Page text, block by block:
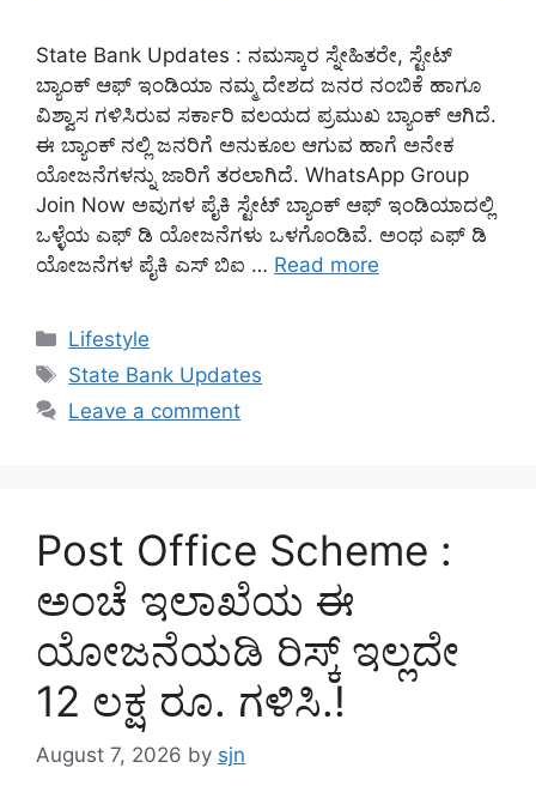
State Bank Updates : ನಮಸ್ಕಾರ ಸ್ನೇಹಿತರೇ, ಸ್ಟೇಟ್
ಬ್ಯಾಂಕ್ ಆಫ್ ಇಂಡಿಯಾ ನಮ್ಮ ದೇಶದ ಜನರ ನಂಬಿಕೆ ಹಾಗೂ
ವಿಶ್ವಾಸ ಗಳಿಸಿರುವ ಸರ್ಕಾರಿ ವಲಯದ ಪ್ರಮುಖ ಬ್ಯಾಂಕ್ ಆಗಿದೆ.
ಈ ಬ್ಯಾಂಕ್ ನಲ್ಲಿ ಜನರಿಗೆ ಅನುಕೂಲ ಆಗುವ ಹಾಗೆ ಅನೇಕ
ಯೋಜನೆಗಳನ್ನು ಜಾರಿಗೆ ತರಲಾಗಿದೆ. WhatsApp Group
Join Now ಅವುಗಳ ಪೈಕಿ ಸ್ಟೇಟ್ ಬ್ಯಾಂಕ್ ಆಫ್ ಇಂಡಿಯಾದಲ್ಲಿ
ಒಳ್ಳೆಯ ಎಫ್ ಡಿ ಯೋಜನೆಗಳು ಒಳಗೊಂಡಿವೆ. ಅಂಥ ಎಫ್ ಡಿ
ಯೋಜನೆಗಳ ಪೈಕಿ ಎಸ್ ಬಿಐ … Read more
Categories
Lifestyle
Tags
State Bank Updates
Leave a comment
Post Office Scheme :
ಅಂಚೆ ಇಲಾಖೆಯ ಈ
ಯೋಜನೆಯಡಿ ರಿಸ್ಕ್‌ ಇಲ್ಲದೇ
12 ಲಕ್ಷ ರೂ. ಗಳಿಸಿ.!
August 7, 2026 by sjn